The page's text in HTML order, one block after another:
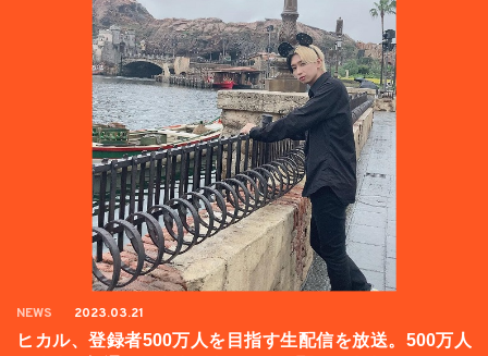
NEWS 2023.03.21
ヒカル、登録者500万人を目指す生配信を放送。500万人